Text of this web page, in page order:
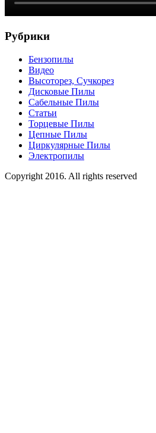
Рубрики
Бензопилы
Видео
Высоторез, Сучкорез
Дисковые Пилы
Сабельные Пилы
Статьи
Торцевые Пилы
Цепные Пилы
Циркулярные Пилы
Электропилы
Copyright 2016. All rights reserved